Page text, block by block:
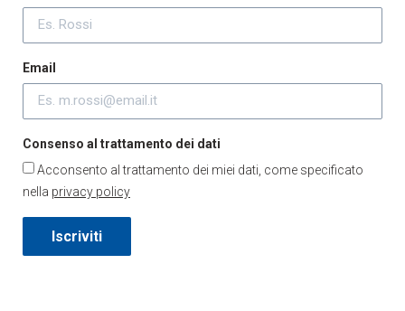
Email
Consenso al trattamento dei dati
Acconsento al trattamento dei miei dati, come specificato
nella privacy policy
Iscriviti